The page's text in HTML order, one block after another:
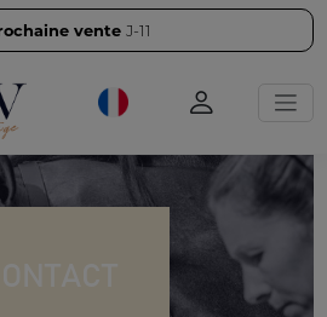
vente J-11